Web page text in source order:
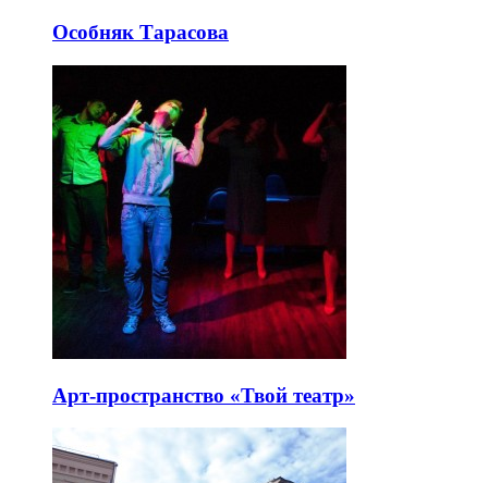
Особняк Тарасова
Арт-пространство «Твой театр»